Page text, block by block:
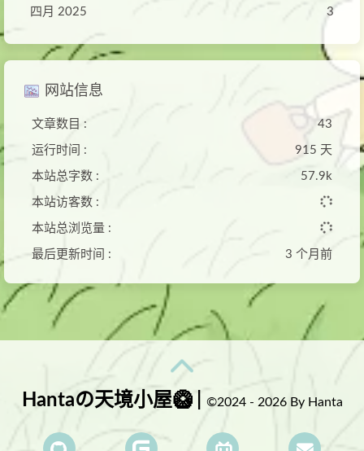
四月 2025 3
网站信息
文章数目 : 43
运行时间 : 915 天
本站总字数 : 57.9k
本站访客数 :
本站总浏览量 :
最后更新时间 : 3 个月前
Hantaの天境小屋🥝 | ©2024 - 2026 By Hanta